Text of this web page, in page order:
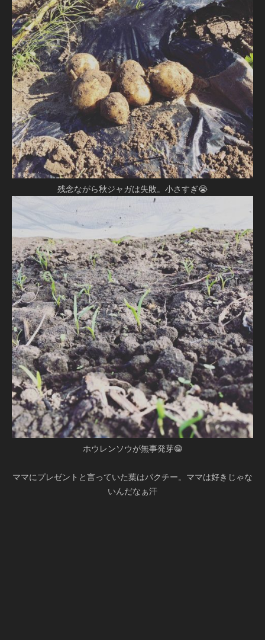
残念ながら秋ジャガは失敗。小さすぎ😭
ホウレンソウが無事発芽😁
ママにプレゼントと言っていた葉はパクチー。ママは好きじゃな
いんだなぁ汗